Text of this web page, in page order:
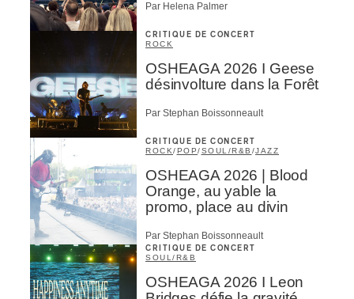
Par Helena Palmer
CRITIQUE DE CONCERT
ROCK
OSHEAGA 2026 I Geese
désinvolture dans la Forêt
Par Stephan Boissonneault
CRITIQUE DE CONCERT
ROCK/POP/SOUL/R&B /JAZZ
OSHEAGA 2026 | Blood
Orange, au yable la
promo, place au divin
Par Stephan Boissonneault
CRITIQUE DE CONCERT
SOUL/R&B
OSHEAGA 2026 I Leon